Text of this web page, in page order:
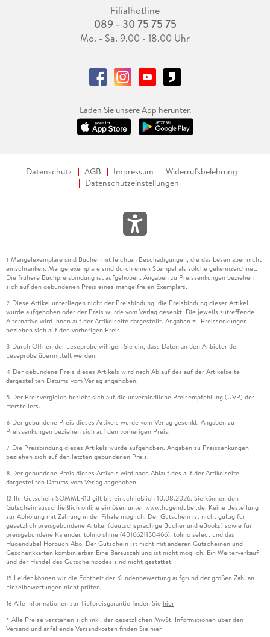
Filialhotline
089 - 30 75 75 75
Mo. - Sa. 9.00 - 18.00 Uhr
Laden Sie unsere App herunter.
Datenschutz AGB Impressum
Widerrufsbelehrung
Datenschutzeinstellungen
1 Mängelexemplare sind Bücher mit leichten Beschädigungen, die das Lesen aber nicht
einschränken. Mängelexemplare sind durch einen Stempel als solche gekennzeichnet.
Die frühere Buchpreisbindung ist aufgehoben. Angaben zu Preissenkungen beziehen
sich auf den gebundenen Preis eines mangelfreien Exemplars.
2 Diese Artikel unterliegen nicht der Preisbindung, die Preisbindung dieser Artikel
wurde aufgehoben oder der Preis wurde vom Verlag gesenkt. Die jeweils zutreffende
Alternative wird Ihnen auf der Artikelseite dargestellt. Angaben zu Preissenkungen
beziehen sich auf den vorherigen Preis.
3 Durch Öffnen der Leseprobe willigen Sie ein, dass Daten an den Anbieter der
Leseprobe übermittelt werden.
4 Der gebundene Preis dieses Artikels wird nach Ablauf des auf der Artikelseite
dargestellten Datums vom Verlag angehoben.
5 Der Preisvergleich bezieht sich auf die unverbindliche Preisempfehlung (UVP) des
Herstellers.
6 Der gebundene Preis dieses Artikels wurde vom Verlag gesenkt. Angaben zu
Preissenkungen beziehen sich auf den vorherigen Preis.
7 Die Preisbindung dieses Artikels wurde aufgehoben. Angaben zu Preissenkungen
beziehen sich auf den letzten gebundenen Preis.
8 Der gebundene Preis dieses Artikels wird nach Ablauf des auf der Artikelseite
dargestellten Datums vom Verlag angehoben.
12 Ihr Gutschein SOMMER13 gilt bis einschließlich 10.08.2026. Sie können den
Gutschein ausschließlich online einlösen unter www.hugendubel.de. Keine Bestellung
zur Abholung mit Zahlung in der Filiale möglich. Der Gutschein ist nicht gültig für
gesetzlich preisgebundene Artikel (deutschsprachige Bücher und eBooks) sowie für
preisgebundene Kalender, tolino shine (4016621130466), tolino select und das
Hugendubel Hörbuch Abo. Der Gutschein ist nicht mit anderen Gutscheinen und
Geschenkkarten kombinierbar. Eine Barauszahlung ist nicht möglich. Ein Weiterverkauf
und der Handel des Gutscheincodes sind nicht gestattet.
15 Leider können wir die Echtheit der Kundenbewertung aufgrund der großen Zahl an
Einzelbewertungen nicht prüfen.
16 Alle Informationen zur Tiefpreisgarantie finden Sie hier
* Alle Preise verstehen sich inkl. der gesetzlichen MwSt. Informationen über den
Versand und anfallende Versandkosten finden Sie hier